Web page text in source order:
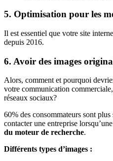
5. Optimisation pour les
Il est essentiel que votre site
depuis 2016.
6. Avoir des images
Alors, comment et pourquoi
votre communication
réseaux sociaux?
60% des consommateurs sont
contacter une entreprise
du moteur de recherche.
Différents types d’images :